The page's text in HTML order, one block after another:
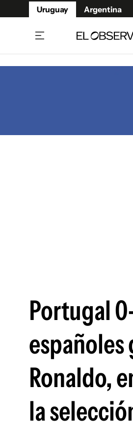
Uruguay Argentina
Fútbol internacional
Portugal
españoles
Ronaldo,
la